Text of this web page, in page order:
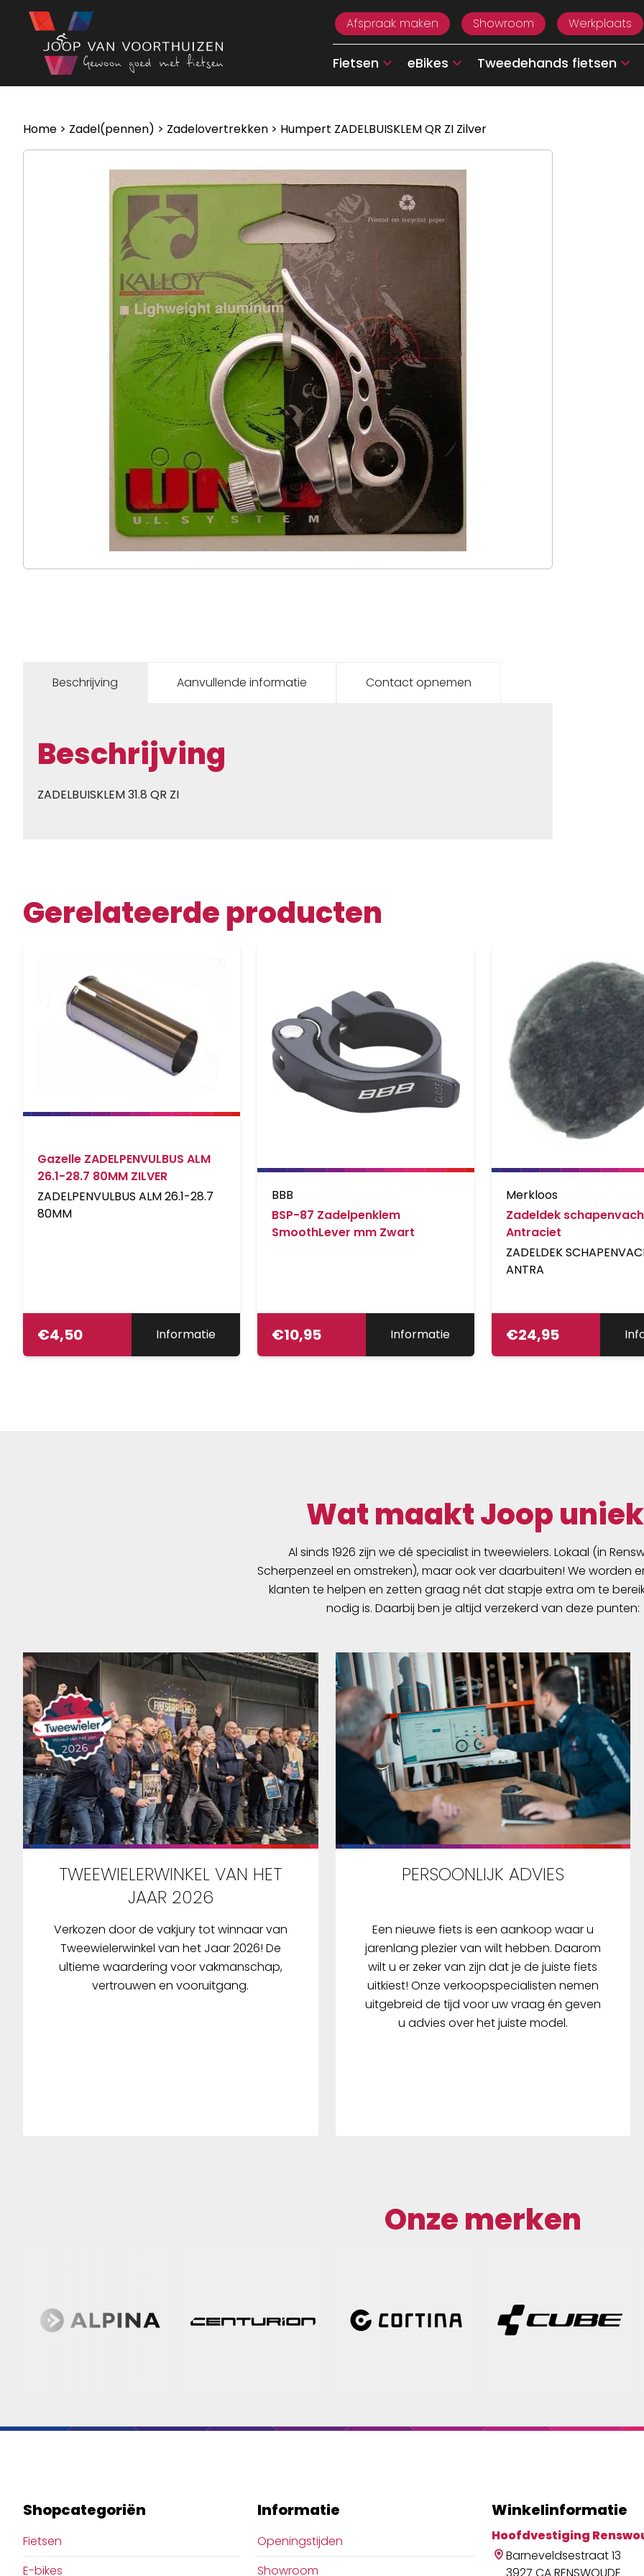
Ga naar de inhoud
Afspraak maken
Showroom Werkplaats
Fietsen eBikes Tweedehands fietsen
Home > Zadel(pennen) > Zadelovertrekken > Humpert ZADELBUISKLEM QR ZI Zilver
Beschrijving Aanvullende informatie Contact opnemen
Beschrijving
ZADELBUISKLEM 31.8 QR ZI
Gerelateerde producten
Gazelle ZADELPENVULBUS ALM
26.1-28.7 80MM ZILVER
ZADELPENVULBUS ALM 26.1-28.7
80MM
€4,50 Informatie
BBB
BSP-87 Zadelpenklem
SmoothLever mm Zwart
€10,95 Informatie
Merkloos
Zadeldek
Antraciet
ZADELDEK
ANTRA
€24,95
Wat maakt Joop
Al sinds 1926 zijn we dé specialist in tweewielers. Lokaal (in
Scherpenzeel en omstreken), maar ook ver daarbuiten! We worden
klanten te helpen en zetten graag nét dat stapje extra om te
nodig is. Daarbij ben je altijd verzekerd van deze punten:
TWEEWIELERWINKEL VAN HET
JAAR 2026
Verkozen door de vakjury tot winnaar van
Tweewielerwinkel van het Jaar 2026! De
ultieme waardering voor vakmanschap,
vertrouwen en vooruitgang.
PERSOONLIJK ADVIES
Een nieuwe fiets is een aankoop waar u
jarenlang plezier van wilt hebben. Daarom
wilt u er zeker van zijn dat je de juiste fiets
uitkiest! Onze verkoopspecialisten nemen
uitgebreid de tijd voor uw vraag én geven
u advies over het juiste model.
Onze merken
Shopcategoriën
Fietsen
E-bikes
Informatie
Openingstijden
Showroom
Winkelinformatie
Hoofdvestiging
Barneveldsestraat 13